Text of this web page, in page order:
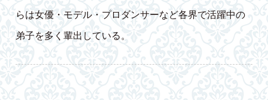
らは女優・モデル・プロダンサーなど各界で活躍中の
弟子を多く輩出している。